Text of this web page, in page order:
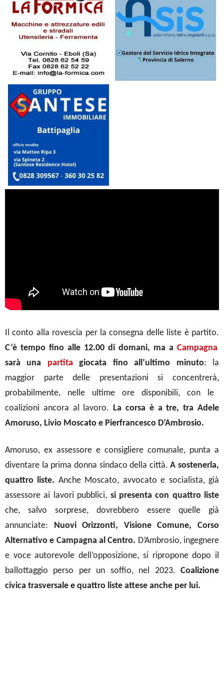
Il conto alla rovescia per la consegna delle liste è partito.
C’è tempo fino alle 12.00 di domani, ma a Campagna
sarà una partitagiocata fino all’ultimo minuto: la
maggior parte delle presentazionisi concentrerà,
probabilmente, nelle ultime ore disponibili, con le
coalizioni ancora al lavoro. La corsa è a tre,traAdele
Amoruso, Livio Moscato e Pierfrancesco D’Ambrosio.
Amoruso, ex assessore e consigliere comunale, punta a
diventare la prima donna sindaco della città. A sostenerla,
quattro liste. Anche Moscato, avvocato e socialista, già
assessore ai lavori pubblici, si presentacon quattro liste
che, salvo sorprese, dovrebbero essere quelle già
annunciate: Nuovi Orizzonti, Visione Comune, Corso
Alternativo e Campagna al Centro. D’Ambrosio, ingegnere
e voce autorevole dell’opposizione, si ripropone dopo il
ballottaggio perso per un soffio, nel 2023. Coalizione
civica trasversale e quattro liste attese anche per lui.